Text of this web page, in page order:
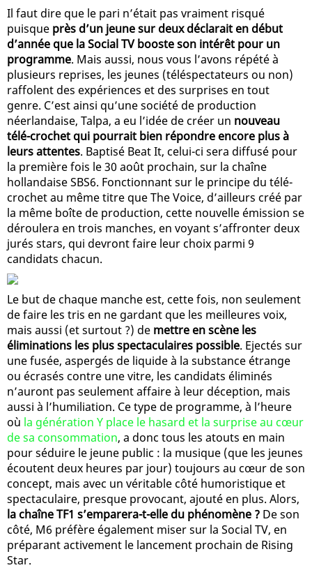
Il faut dire que le pari n’était pas vraiment risqué
puisque près d’un jeune sur deux déclarait en début
d’année que la Social TV booste son intérêt pour un
programme. Mais aussi, nous vous l’avons répété à
plusieurs reprises, les jeunes (téléspectateurs ou non)
raffolent des expériences et des surprises en tout
genre. C’est ainsi qu’une société de production
néerlandaise, Talpa, a eu l’idée de créer un nouveau
télé-crochet qui pourrait bien répondre encore plus à
leurs attentes. Baptisé Beat It, celui-ci sera diffusé pour
la première fois le 30 août prochain, sur la chaîne
hollandaise SBS6. Fonctionnant sur le principe du télé-
crochet au même titre que The Voice, d’ailleurs créé par
la même boîte de production, cette nouvelle émission se
déroulera en trois manches, en voyant s’affronter deux
jurés stars, qui devront faire leur choix parmi 9
candidats chacun.
Le but de chaque manche est, cette fois, non seulement
de faire les tris en ne gardant que les meilleures voix,
mais aussi (et surtout ?) de mettre en scène les
éliminations les plus spectaculaires possible. Ejectés sur
une fusée, aspergés de liquide à la substance étrange
ou écrasés contre une vitre, les candidats éliminés
n’auront pas seulement affaire à leur déception, mais
aussi à l’humiliation. Ce type de programme, à l’heure
où la génération Y place le hasard et la surprise au cœur
de sa consommation, a donc tous les atouts en main
pour séduire le jeune public : la musique (que les jeunes
écoutent deux heures par jour) toujours au cœur de son
concept, mais avec un véritable côté humoristique et
spectaculaire, presque provocant, ajouté en plus. Alors,
la chaîne TF1 s’emparera-t-elle du phénomène ? De son
côté, M6 préfère également miser sur la Social TV, en
préparant activement le lancement prochain de Rising
Star.